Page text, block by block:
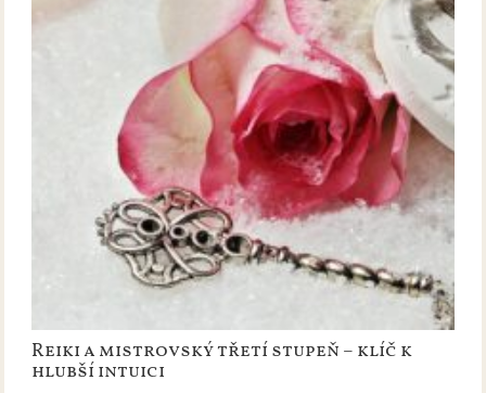
Reiki a mistrovský třetí stupeň – klíč k
hlubší intuici